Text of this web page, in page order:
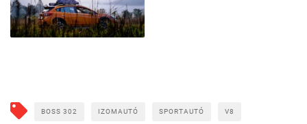
BOSS 302 IZOMAUTÓ SPORTAUTÓ V8